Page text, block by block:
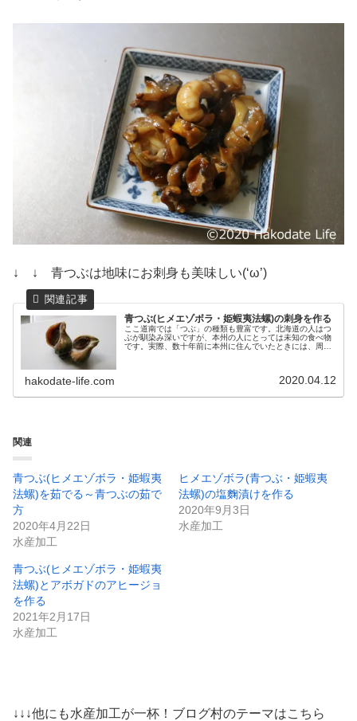
↓ ↓ 青つぶは地味にお刺身も美味しい(‘ω’)
青つぶ(ヒメエゾボラ・姫蝦夷法螺)の刺身を作る
ここ道南では「つぶ」の種類も豊富です。北海道の人はつ
ぶが馴染み深いですが、本州の人にとっては未知の食べ物
です。実際、数十年前に本州に住んでいたときには、周り
hakodate-life.com 2020.04.12
関連
青つぶ(ヒメエゾボラ・姫蝦夷
法螺)を茹でる～青つぶの茹で
方
2020年4月22日
水産加工
ヒメエゾボラ(青つぶ・姫蝦夷
法螺)の塩麴漬けを作る
2020年9月3日
水産加工
青つぶ(ヒメエゾボラ・姫蝦夷
法螺)とアボガドのアヒージョ
を作る
2021年2月17日
水産加工
↓↓↓他にも水産加工が一杯！ブログ村のテーマはこちら